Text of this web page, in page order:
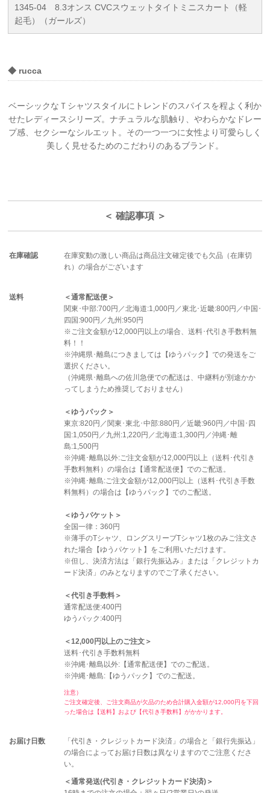
1345-04 8.3オンス CVCスウェットタイトミニスカート（軽
起毛）（ガールズ）
◆ rucca
ベーシックなＴシャツスタイルにトレンドのスパイスを程よく利か
せたレディースシリーズ。ナチュラルな肌触り、やわらかなドレー
プ感、セクシーなシルエット。その一つ一つに女性より可愛らしく
美しく見せるためのこだわりのあるブランド。
＜ 確認事項 ＞
在庫確認
在庫変動の激しい商品は商品注文確定後でも欠品（在庫切
れ）の場合がございます
送料
＜通常配送便＞
関東･中部:700円／北海道:1,000円／東北･近畿:800円／中国･
四国:900円／九州:950円
※ご注文金額が12,000円以上の場合、送料･代引き手数料無
料！！
※沖縄県･離島につきましては【ゆうパック】での発送をご
選択ください。
（沖縄県･離島への佐川急便での配送は、中継料が別途かか
ってしまうため推奨しておりません）
＜ゆうパック＞
東京:820円／関東･東北･中部:880円／近畿:960円／中国･四
国:1,050円／九州:1,220円／北海道:1,300円／沖縄･離
島:1,500円
※沖縄･離島以外:ご注文金額が12,000円以上（送料･代引き
手数料無料）の場合は【通常配送便】でのご配送。
※沖縄･離島:ご注文金額が12,000円以上（送料･代引き手数
料無料）の場合は【ゆうパック】でのご配送。
＜ゆうパケット＞
全国一律：360円
※薄手のTシャツ、ロングスリーブTシャツ1枚のみご注文さ
れた場合【ゆうパケット】をご利用いただけます。
※但し、決済方法は「銀行先振込み」または「クレジットカ
ード決済」のみとなりますのでご了承ください。
＜代引き手数料＞
通常配送便:400円
ゆうパック:400円
＜12,000円以上のご注文＞
送料･代引き手数料無料
※沖縄･離島以外:【通常配送便】でのご配送。
※沖縄･離島:【ゆうパック】でのご配送。
注意）
ご注文確定後、ご注文商品が欠品のため合計購入金額が12,000円を下回
った場合は【送料】および【代引き手数料】がかかります。
お届け日数
「代引き・クレジットカード決済」の場合と「銀行先振込」
の場合によってお届け日数は異なりますのでご注意くださ
い。
＜通常発送(代引き・クレジットカード決済)＞